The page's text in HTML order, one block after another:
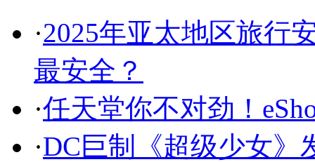
·2025年亚太地区旅行
最安全？
·任天堂你不对劲！
·DC巨制《超级少女》